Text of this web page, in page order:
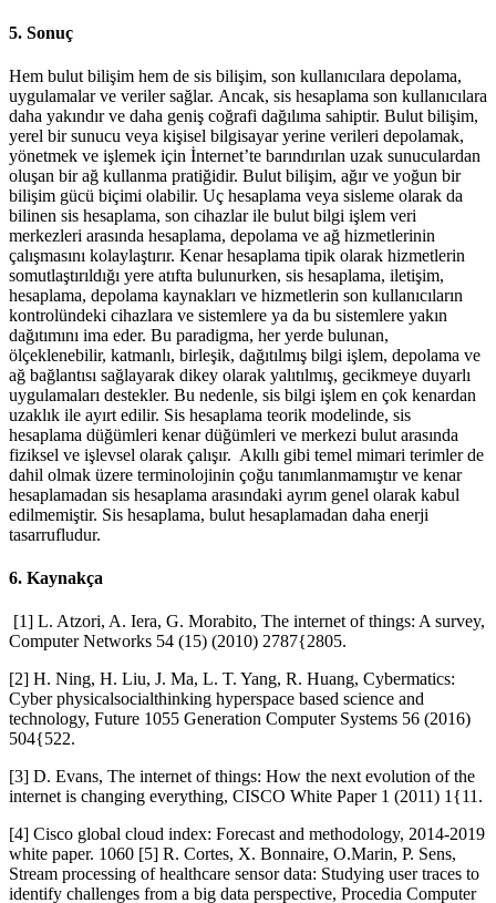
5. Sonuç
Hem bulut bilişim hem de sis bilişim, son kullanıcılara depolama,
uygulamalar ve veriler sağlar. Ancak, sis hesaplama son kullanıcılara
daha yakındır ve daha geniş coğrafi dağılıma sahiptir. Bulut bilişim,
yerel bir sunucu veya kişisel bilgisayar yerine verileri depolamak,
yönetmek ve işlemek için İnternet’te barındırılan uzak sunuculardan
oluşan bir ağ kullanma pratiğidir. Bulut bilişim, ağır ve yoğun bir
bilişim gücü biçimi olabilir. Uç hesaplama veya sisleme olarak da
bilinen sis hesaplama, son cihazlar ile bulut bilgi işlem veri
merkezleri arasında hesaplama, depolama ve ağ hizmetlerinin
çalışmasını kolaylaştırır. Kenar hesaplama tipik olarak hizmetlerin
somutlaştırıldığı yere atıfta bulunurken, sis hesaplama, iletişim,
hesaplama, depolama kaynakları ve hizmetlerin son kullanıcıların
kontrolündeki cihazlara ve sistemlere ya da bu sistemlere yakın
dağıtımını ima eder. Bu paradigma, her yerde bulunan,
ölçeklenebilir, katmanlı, birleşik, dağıtılmış bilgi işlem, depolama ve
ağ bağlantısı sağlayarak dikey olarak yalıtılmış, gecikmeye duyarlı
uygulamaları destekler. Bu nedenle, sis bilgi işlem en çok kenardan
uzaklık ile ayırt edilir. Sis hesaplama teorik modelinde, sis
hesaplama düğümleri kenar düğümleri ve merkezi bulut arasında
fiziksel ve işlevsel olarak çalışır. Akıllı gibi temel mimari terimler de
dahil olmak üzere terminolojinin çoğu tanımlanmamıştır ve kenar
hesaplamadan sis hesaplama arasındaki ayrım genel olarak kabul
edilmemiştir. Sis hesaplama, bulut hesaplamadan daha enerji
tasarrufludur.
6. Kaynakça
[1] L. Atzori, A. Iera, G. Morabito, The internet of things: A survey,
Computer Networks 54 (15) (2010) 2787{2805.
[2] H. Ning, H. Liu, J. Ma, L. T. Yang, R. Huang, Cybermatics:
Cyber physicalsocialthinking hyperspace based science and
technology, Future 1055 Generation Computer Systems 56 (2016)
504{522.
[3] D. Evans, The internet of things: How the next evolution of the
internet is changing everything, CISCO White Paper 1 (2011) 1{11.
[4] Cisco global cloud index: Forecast and methodology, 2014-2019
white paper. 1060 [5] R. Cortes, X. Bonnaire, O.Marin, P. Sens,
Stream processing of healthcare sensor data: Studying user traces to
identify challenges from a big data perspective, Procedia Computer